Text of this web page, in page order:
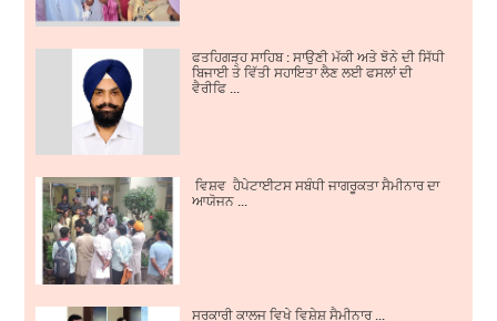
ਫਤਹਿਗੜ੍ਹ ਸਾਹਿਬ : ਸਾਉਣੀ ਮੱਕੀ ਅਤੇ ਝੋਨੇ ਦੀ ਸਿੱਧੀ
ਬਿਜਾਈ ਤੇ ਵਿੱਤੀ ਸਹਾਇਤਾ ਲੈਣ ਲਈ ਫਸਲਾਂ ਦੀ
ਵੈਰੀਫਿ ...
ਵਿਸ਼ਵ ਹੈਪੇਟਾਈਟਸ ਸਬੰਧੀ ਜਾਗਰੂਕਤਾ ਸੈਮੀਨਾਰ ਦਾ
ਆਯੋਜਨ ...
ਸਰਕਾਰੀ ਕਾਲਜ ਵਿਖੇ ਵਿਸ਼ੇਸ਼ ਸੈਮੀਨਾਰ ...